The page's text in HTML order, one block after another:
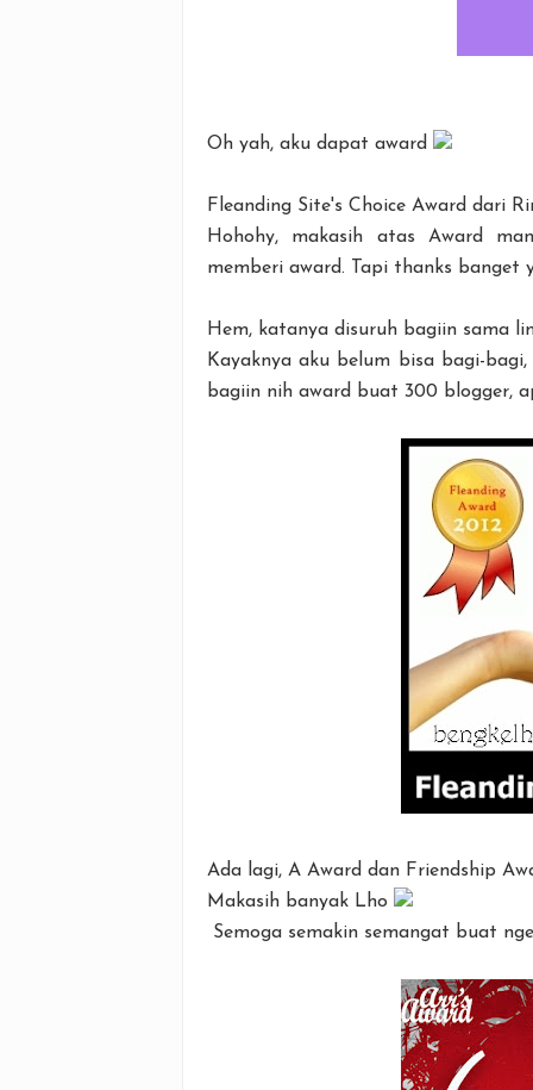
Oh yah, aku dapat award
Fleanding Site's Choice Award dari
Hohohy, makasih atas Award
memberi award. Tapi thanks banget
Hem, katanya disuruh bagiin sama
Kayaknya aku belum bisa bagi-
bagiin nih award buat 300 blogger,
Ada lagi, A Award dan Friendship
Makasih banyak Lho
Semoga semakin semangat buat